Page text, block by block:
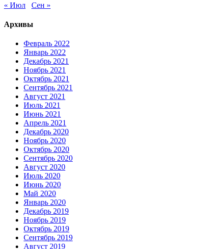
« Июл
Сен »
Архивы
Февраль 2022
Январь 2022
Декабрь 2021
Ноябрь 2021
Октябрь 2021
Сентябрь 2021
Август 2021
Июль 2021
Июнь 2021
Апрель 2021
Декабрь 2020
Ноябрь 2020
Октябрь 2020
Сентябрь 2020
Август 2020
Июль 2020
Июнь 2020
Май 2020
Январь 2020
Декабрь 2019
Ноябрь 2019
Октябрь 2019
Сентябрь 2019
Август 2019